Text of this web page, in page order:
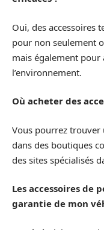
Oui, des accessoires
pour non seulement
mais également
l’environnement.
Où acheter des
Vous pourrez trouver
dans des boutiques
des sites spécialisés
Les accessoires de
garantie de mon